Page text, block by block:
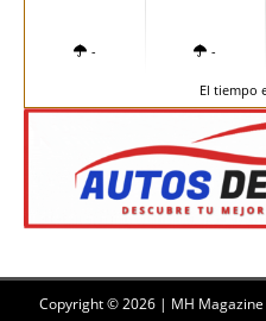
- -
El tiempo
Copyright © 2026 | MH Magazine